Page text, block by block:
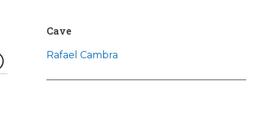
Cave
Rafael Cambra